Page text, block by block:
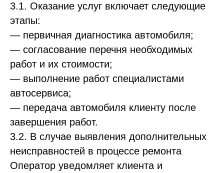
3.1. Оказание услуг включает следующие
этапы:
— первичная диагностика автомобиля;
— согласование перечня необходимых
работ и их стоимости;
— выполнение работ специалистами
автосервиса;
— передача автомобиля клиенту после
завершения работ.
3.2. В случае выявления дополнительных
неисправностей в процессе ремонта
Оператор уведомляет клиента и